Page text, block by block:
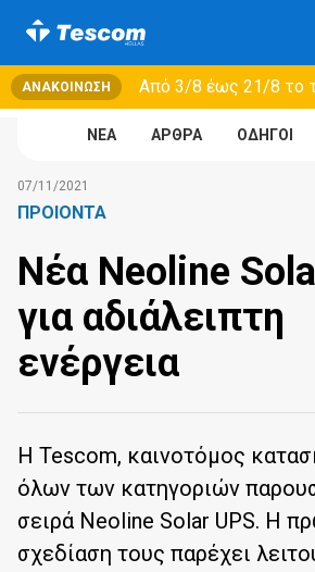
ΑΝΑΚΟΊΝΩΣΗ
NEA ΑΡΘΡΑ ΟΔΗΓΟΙ
07/11/2021
ΠΡΟΙΟΝΤΑ
Νέα Neoline
για αδιάλειπτη
ενέργεια
Η Tescom, καινοτόμος
όλων των κατηγοριών
σειρά Νeoline Solar UPS. Η
σχεδίαση τους παρέχει